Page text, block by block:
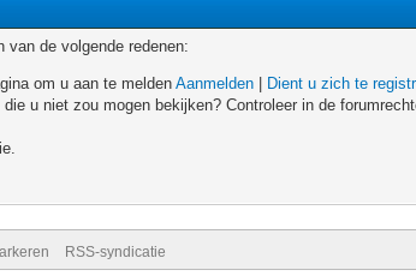
de volgende redenen:
om u aan te meldenAanmelden
Dient u zich te
u niet zou mogen bekijken? Controleer in de
RSS-syndicatie